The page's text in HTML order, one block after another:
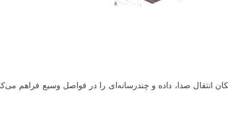
انتقال صدا، داده و چندرسانه‌ای را در فواصل وسیع فراهم